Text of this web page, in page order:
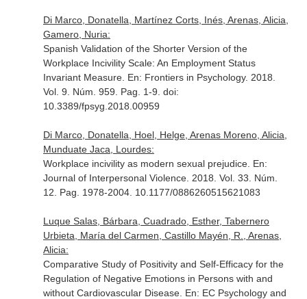
Di Marco, Donatella, Martínez Corts, Inés, Arenas, Alicia,
Gamero, Nuria:
Spanish Validation of the Shorter Version of the
Workplace Incivility Scale: An Employment Status
Invariant Measure. En: Frontiers in Psychology. 2018.
Vol. 9. Núm. 959. Pag. 1-9. doi:
10.3389/fpsyg.2018.00959
Di Marco, Donatella, Hoel, Helge, Arenas Moreno, Alicia,
Munduate Jaca, Lourdes:
Workplace incivility as modern sexual prejudice. En:
Journal of Interpersonal Violence. 2018. Vol. 33. Núm.
12. Pag. 1978-2004. 10.1177/0886260515621083
Luque Salas, Bárbara, Cuadrado, Esther, Tabernero
Urbieta, María del Carmen, Castillo Mayén, R., Arenas,
Alicia:
Comparative Study of Positivity and Self-Efficacy for the
Regulation of Negative Emotions in Persons with and
without Cardiovascular Disease. En: EC Psychology and